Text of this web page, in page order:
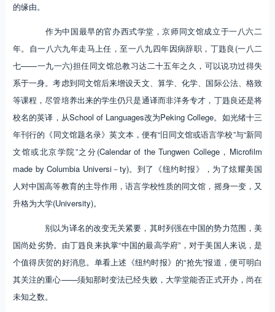
的缘由。
作为中国最早的官办西式学堂，京师同文馆成立于一八六二
年。自一八六九年走马上任，至一八九四年因病辞职，丁韪良(一八二
七——一九一六)担任同文馆总教习达二十五年之久，可以说功过得失
系于一身。考虑到同文馆后来增设天文、算学、化学、国际公法、格致
等课程，尽管培养出来的学生仍只是通译而非洋务专才，丁韪良还是将
校名的英译，从School of Languages改为Peking College。如光绪十三
年刊行的《同文馆题名录》英文本，便有“旧同文馆或语言学校”与“新同
文馆或北京学院”之分(Calendar of the Tungwen College，Microfilm
made by Columbia Universi－ty)。到了《纽约时报》，为了炫耀美国
人对中国高等教育的主导作用，语言学校性质的同文馆，摇身一变，又
升格为大学(University)。
别以为译名的改变无关紧要，其时列强在中国的势力范围，美
国尚处劣势。由丁韪良来执掌“中国的最高学府”，对于美国人来说，是
个值得庆贺的好消息。单看上述《纽约时报》的“抢先”报道，便可明白
其关注的重心——须知那时变法已经失败，大学堂能否正式开办，尚在
未知之数。